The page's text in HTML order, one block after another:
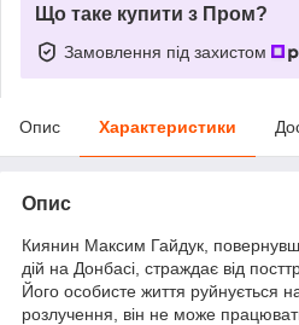
Що таке купити з Пром?
Замовлення під захистом
Опис Характеристики
Опис
Киянин Максим Гайдук,
дій на Донбасі, страждає від
Його особисте життя руйнується
розлучення, він не може